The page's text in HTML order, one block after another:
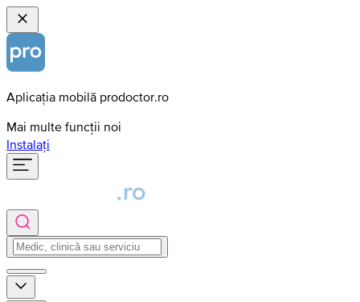
Aplicația mobilă prodoctor.ro
Mai multe funcții noi
Instalați